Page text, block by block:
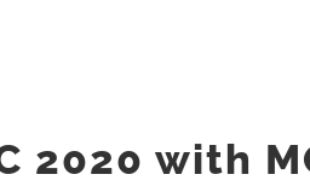
2020 with